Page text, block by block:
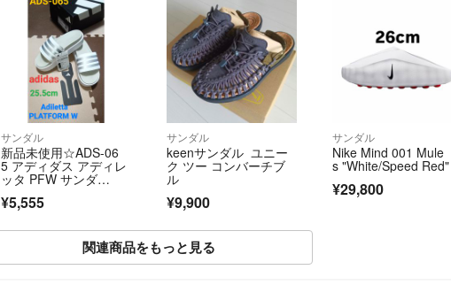
サンダル
新品未使用☆ADS-06
5 アディダス アディレ
ッタ PFW サンダ
¥5,555
サンダル
keenサンダル ユニー
ク ツー コンバーチブ
ル
¥9,900
サンダル
Nike Mind 001 Mule
s "White/Speed Red"
¥29,800
関連商品をもっと見る